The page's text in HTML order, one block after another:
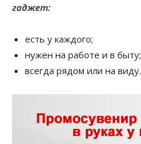
гаджет:
есть у каждого;
нужен на работе и в быту;
всегда рядом или на виду.